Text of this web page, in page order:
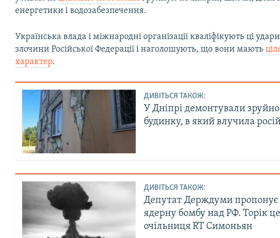
енергетики і водозабезпечення.
Українська влада і міжнародні організації кваліфікують ці
злочини Російської Федерації і наголошують, що вони мають
характер.
ДИВІТЬСЯ ТАКОЖ:
У Дніпрі демонтували
будинку, в який влучила
ДИВІТЬСЯ ТАКОЖ:
Депутат Держдуми пропонує
ядерну бомбу над РФ. Торік
очільниця RT Симоньян